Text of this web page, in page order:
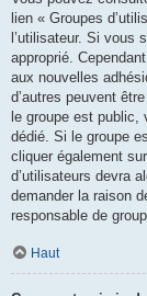
lien « Groupes
l’utilisateur. Si vous
approprié.
aux nouvelles
d’autres peuvent
le groupe est public,
dédié. Si le groupe
cliquer également
d’utilisateurs devra
demander la raison
responsable de
Haut